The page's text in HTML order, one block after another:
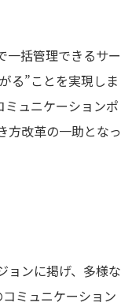
一括管理できるサー
る”ことを実現しま
ュニケーションポ
方改革の一助となっ
ョンに掲げ、多様な
ミュニケーション